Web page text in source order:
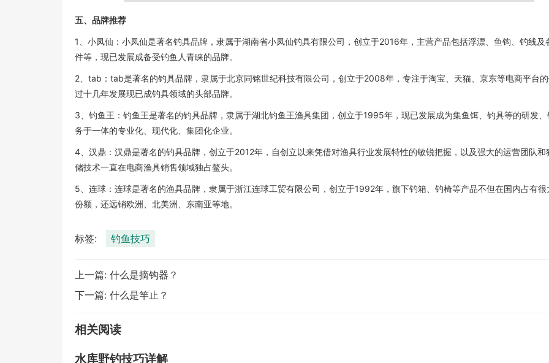
五、品牌推荐
1、小凤仙：小凤仙是著名钓具品牌，隶属于湖南省小凤仙钓具有限公司，创立于2016年，主营产品包括浮漂、鱼钩、钓线及
件等，现已发展成备受钓鱼人青睐的品牌。
2、tab：tab是著名的钓具品牌，隶属于北京同铭世纪科技有限公司，创立于2008年，专注于淘宝、天猫、京东等电商平台
过十几年发展现已成钓具领域的头部品牌。
3、钓鱼王：钓鱼王是著名的钓具品牌，隶属于湖北钓鱼王渔具集团，创立于1995年，现已发展成为集鱼饵、钓具等的研发
务于一体的专业化、现代化、集团化企业。
4、汉鼎：汉鼎是著名的钓具品牌，创立于2012年，自创立以来凭借对渔具行业发展特性的敏锐把握，以及强大的运营团队和
储技术一直在电商渔具销售领域独占鳌头。
5、连球：连球是著名的渔具品牌，隶属于浙江连球工贸有限公司，创立于1992年，旗下钓箱、钓椅等产品不但在国内占有很
份额，还远销欧洲、北美洲、东南亚等地。
标签: 钓鱼技巧
上一篇: 什么是摘钩器？
下一篇: 什么是竿止？
相关阅读
水库野钓技巧详解